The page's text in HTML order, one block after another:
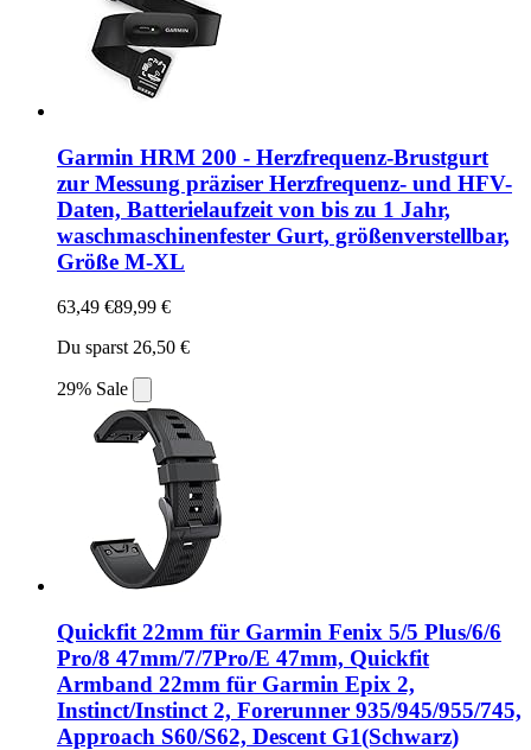
Garmin HRM 200 - Herzfrequenz-Brustgurt
zur Messung präziser Herzfrequenz- und HFV-
Daten, Batterielaufzeit von bis zu 1 Jahr,
waschmaschinenfester Gurt, größenverstellbar,
Größe M-XL
63,49 €89,99 €
Du sparst 26,50 €
29% Sale
Quickfit 22mm für Garmin Fenix 5/5 Plus/6/6
Pro/8 47mm/7/7Pro/E 47mm, Quickfit
Armband 22mm für Garmin Epix 2,
Instinct/Instinct 2, Forerunner 935/945/955/745,
Approach S60/S62, Descent G1(Schwarz)